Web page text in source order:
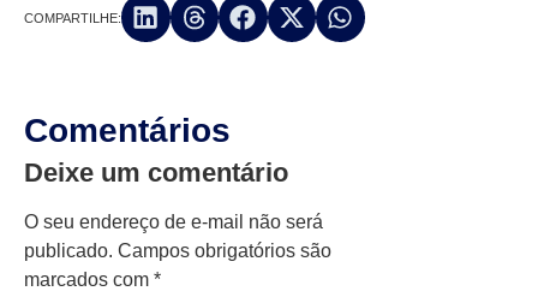
COMPARTILHE:
Comentários
Deixe um comentário
O seu endereço de e-mail não será
publicado. Campos obrigatórios são
marcados com *